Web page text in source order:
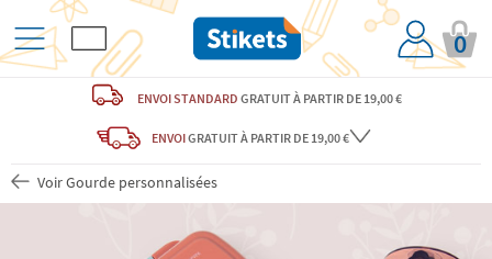
0
ENVOI STANDARD GRATUITÀ PARTIR DE 19,00 €
ENVOIGRATUITÀ PARTIR DE 19,00 €
Voir Gourde personnalisées